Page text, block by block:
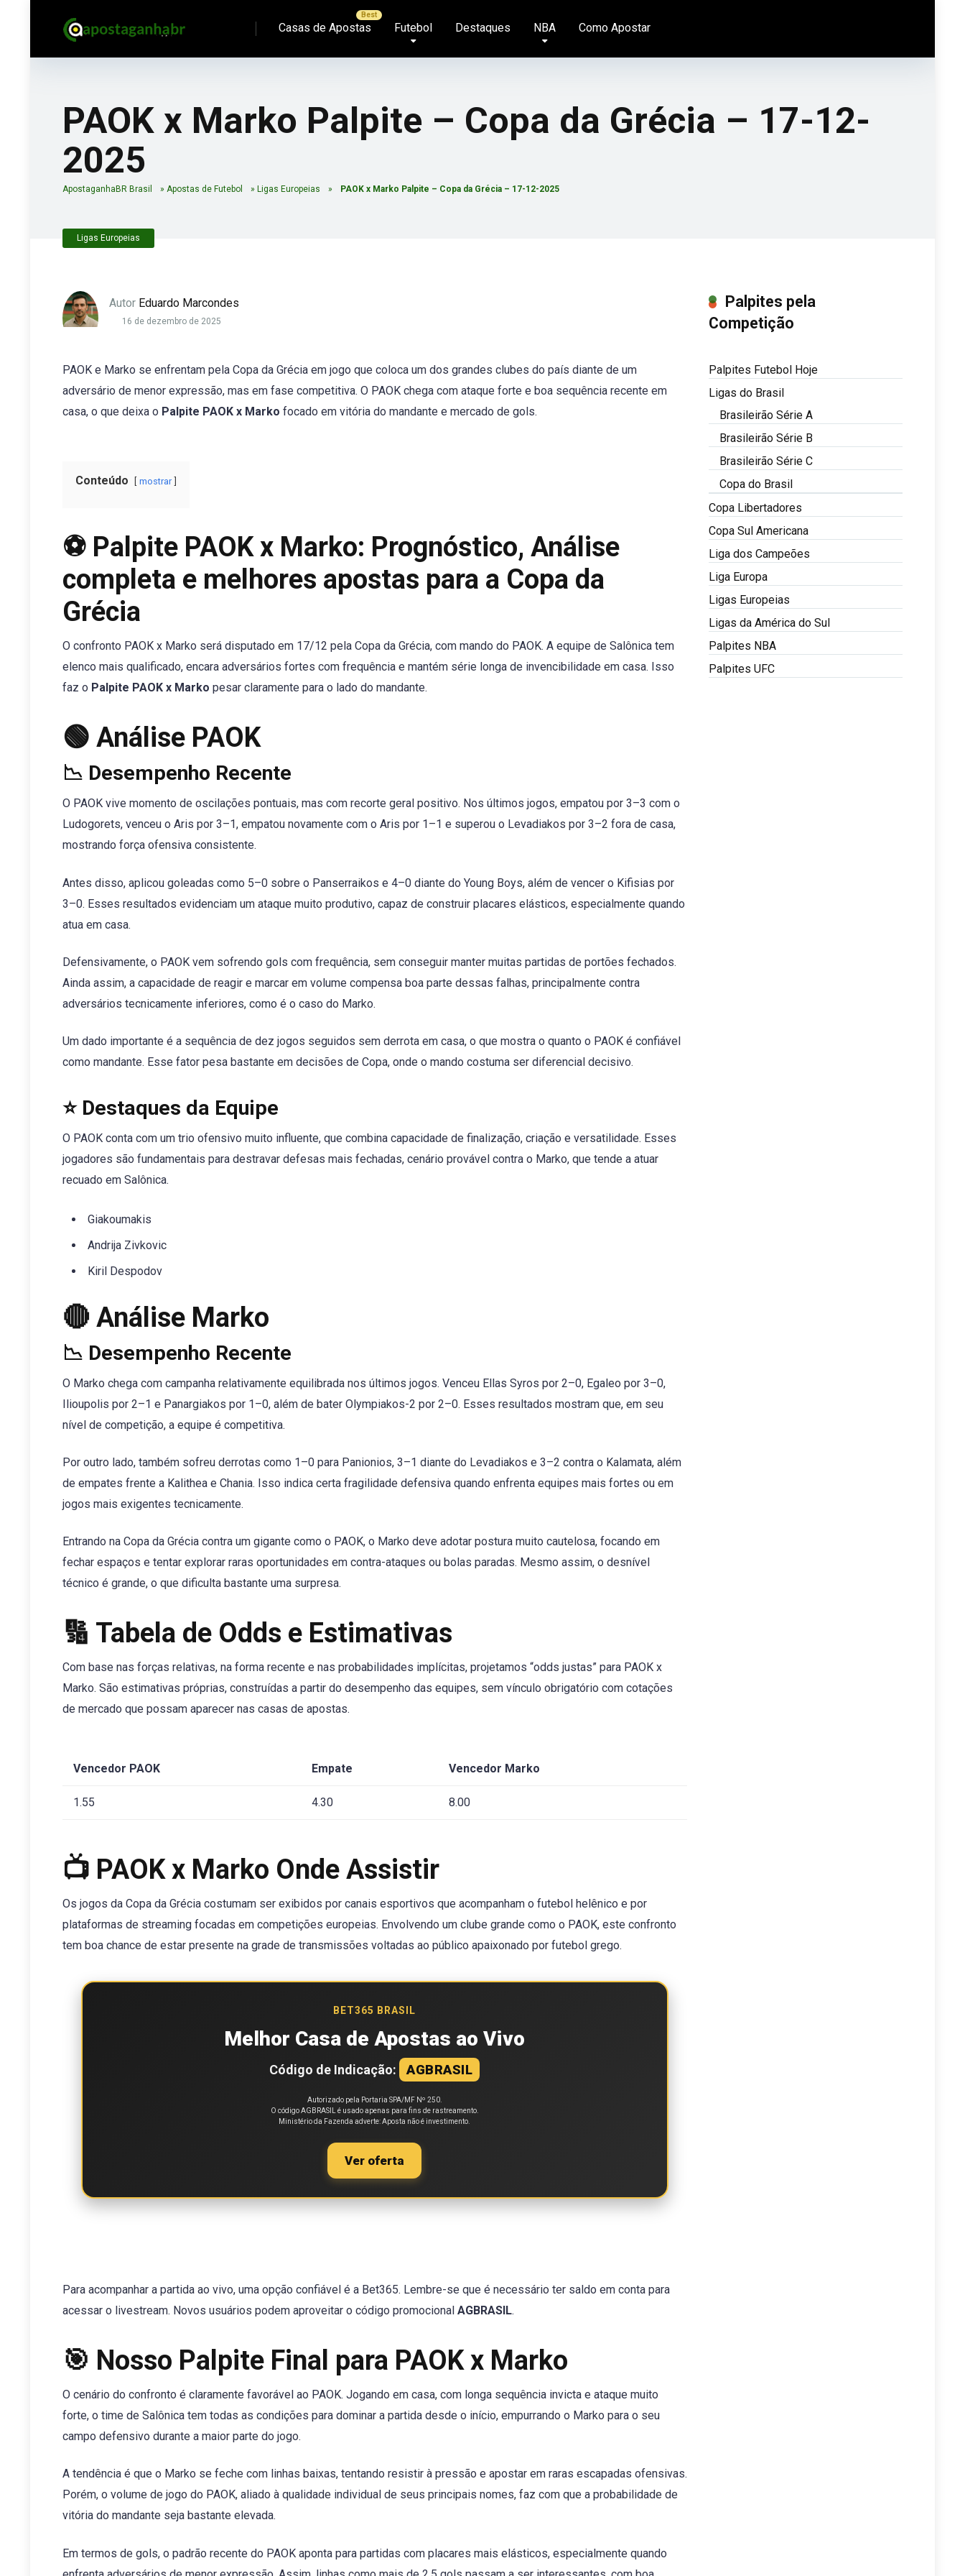
Casas de Apostas Futebol Destaques NBA Como Apostar
PAOK x Marko Palpite – Copa da Grécia – 17-12-
2025
ApostaganhaBR Brasil » Apostas de Futebol » Ligas Europeias » PAOK x Marko Palpite – Copa da Grécia – 17-12-2025
Ligas Europeias
Autor Eduardo Marcondes
16 de dezembro de 2025
PAOK e Marko se enfrentam pela Copa da Grécia em jogo que coloca um dos grandes clubes do país diante de um
adversário de menor expressão, mas em fase competitiva. O PAOK chega com ataque forte e boa sequência recente em
casa, o que deixa o Palpite PAOK x Marko focado em vitória do mandante e mercado de gols.
Conteúdo mostrar
⚽ Palpite PAOK x Marko: Prognóstico, Análise
completa e melhores apostas para a Copa da
Grécia
O confronto PAOK x Marko será disputado em 17/12 pela Copa da Grécia, com mando do PAOK. A equipe de Salônica tem
elenco mais qualificado, encara adversários fortes com frequência e mantém série longa de invencibilidade em casa. Isso
faz o Palpite PAOK x Marko pesar claramente para o lado do mandante.
🟢 Análise PAOK
📉 Desempenho Recente
O PAOK vive momento de oscilações pontuais, mas com recorte geral positivo. Nos últimos jogos, empatou por 3–3 com o
Ludogorets, venceu o Aris por 3–1, empatou novamente com o Aris por 1–1 e superou o Levadiakos por 3–2 fora de casa,
mostrando força ofensiva consistente.
Antes disso, aplicou goleadas como 5–0 sobre o Panserraikos e 4–0 diante do Young Boys, além de vencer o Kifisias por
3–0. Esses resultados evidenciam um ataque muito produtivo, capaz de construir placares elásticos, especialmente quando
atua em casa.
Defensivamente, o PAOK vem sofrendo gols com frequência, sem conseguir manter muitas partidas de portões fechados.
Ainda assim, a capacidade de reagir e marcar em volume compensa boa parte dessas falhas, principalmente contra
adversários tecnicamente inferiores, como é o caso do Marko.
Um dado importante é a sequência de dez jogos seguidos sem derrota em casa, o que mostra o quanto o PAOK é confiável
como mandante. Esse fator pesa bastante em decisões de Copa, onde o mando costuma ser diferencial decisivo.
⭐ Destaques da Equipe
O PAOK conta com um trio ofensivo muito influente, que combina capacidade de finalização, criação e versatilidade. Esses
jogadores são fundamentais para destravar defesas mais fechadas, cenário provável contra o Marko, que tende a atuar
recuado em Salônica.
Giakoumakis
Andrija Zivkovic
Kiril Despodov
🔴 Análise Marko
📉 Desempenho Recente
O Marko chega com campanha relativamente equilibrada nos últimos jogos. Venceu Ellas Syros por 2–0, Egaleo por 3–0,
Ilioupolis por 2–1 e Panargiakos por 1–0, além de bater Olympiakos-2 por 2–0. Esses resultados mostram que, em seu
nível de competição, a equipe é competitiva.
Por outro lado, também sofreu derrotas como 1–0 para Panionios, 3–1 diante do Levadiakos e 3–2 contra o Kalamata, além
de empates frente a Kalithea e Chania. Isso indica certa fragilidade defensiva quando enfrenta equipes mais fortes ou em
jogos mais exigentes tecnicamente.
Entrando na Copa da Grécia contra um gigante como o PAOK, o Marko deve adotar postura muito cautelosa, focando em
fechar espaços e tentar explorar raras oportunidades em contra-ataques ou bolas paradas. Mesmo assim, o desnível
técnico é grande, o que dificulta bastante uma surpresa.
🔢 Tabela de Odds e Estimativas
Com base nas forças relativas, na forma recente e nas probabilidades implícitas, projetamos “odds justas” para PAOK x
Marko. São estimativas próprias, construídas a partir do desempenho das equipes, sem vínculo obrigatório com cotações
de mercado que possam aparecer nas casas de apostas.
Vencedor PAOK Empate Vencedor Marko
1.55 4.30 8.00
📺 PAOK x Marko Onde Assistir
Os jogos da Copa da Grécia costumam ser exibidos por canais esportivos que acompanham o futebol helênico e por
plataformas de streaming focadas em competições europeias. Envolvendo um clube grande como o PAOK, este confronto
tem boa chance de estar presente na grade de transmissões voltadas ao público apaixonado por futebol grego.
BET365 BRASIL
Melhor Casa de Apostas ao Vivo
Código de Indicação: AGBRASIL
Autorizado pela Portaria SPA/MF Nº 250.
O código AGBRASIL é usado apenas para fins de rastreamento.
Ministério da Fazenda adverte: Aposta não é investimento.
Ver oferta
Para acompanhar a partida ao vivo, uma opção confiável é a Bet365. Lembre-se que é necessário ter saldo em conta para
acessar o livestream. Novos usuários podem aproveitar o código promocional AGBRASIL.
🎯 Nosso Palpite Final para PAOK x Marko
O cenário do confronto é claramente favorável ao PAOK. Jogando em casa, com longa sequência invicta e ataque muito
forte, o time de Salônica tem todas as condições para dominar a partida desde o início, empurrando o Marko para o seu
campo defensivo durante a maior parte do jogo.
A tendência é que o Marko se feche com linhas baixas, tentando resistir à pressão e apostar em raras escapadas ofensivas.
Porém, o volume de jogo do PAOK, aliado à qualidade individual de seus principais nomes, faz com que a probabilidade de
vitória do mandante seja bastante elevada.
Em termos de gols, o padrão recente do PAOK aponta para partidas com placares mais elásticos, especialmente quando
Palpites pela
Competição
Palpites Futebol Hoje
Ligas do Brasil
Brasileirão Série A
Brasileirão Série B
Brasileirão Série C
Copa do Brasil
Copa Libertadores
Copa Sul Americana
Liga dos Campeões
Liga Europa
Ligas Europeias
Ligas da América do Sul
Palpites NBA
Palpites UFC